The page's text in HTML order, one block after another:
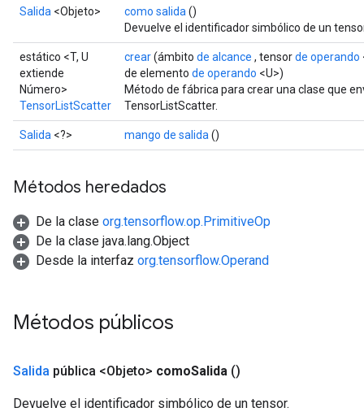
Salida <Objeto> como salida ()
Devuelve el identificador simbólico de un
estático <T, U
extiende
Número>
TensorListScatter
crear(ámbito de alcance , tensorde operando
de elemento de operando <U>)
Método de fábrica para crear una clase que
TensorListScatter.
Salida <?> mango de salida ()
Métodos heredados
De la clase org.tensorflow.op.PrimitiveOp
De la clase java.lang.Object
Desde la interfaz org.tensorflow.Operand
Métodos públicos
Salida pública <Objeto> comoSalida ()
Devuelve el identificador simbólico de un tensor.